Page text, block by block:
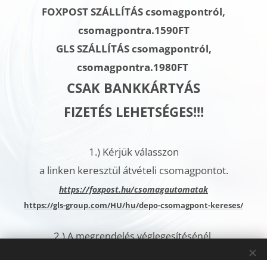
FOXPOST SZÁLLÍTÁS csomagpontról,
csomagpontra.1590FT
GLS SZÁLLÍTÁScsomagpontról,
csomagpontra.1980FT
CSAK BANKKÁRTYÁS
FIZETÉS LEHETSÉGES!!!
1.)Kérjük válasszon
a linken keresztül átvételi csomagpontot.
https://foxpost.hu/csomagautomatak
https://gls-group.com/HU/hu/depo-csomagpont-kereses/
2.)A megrendelés véglegesítésénél,